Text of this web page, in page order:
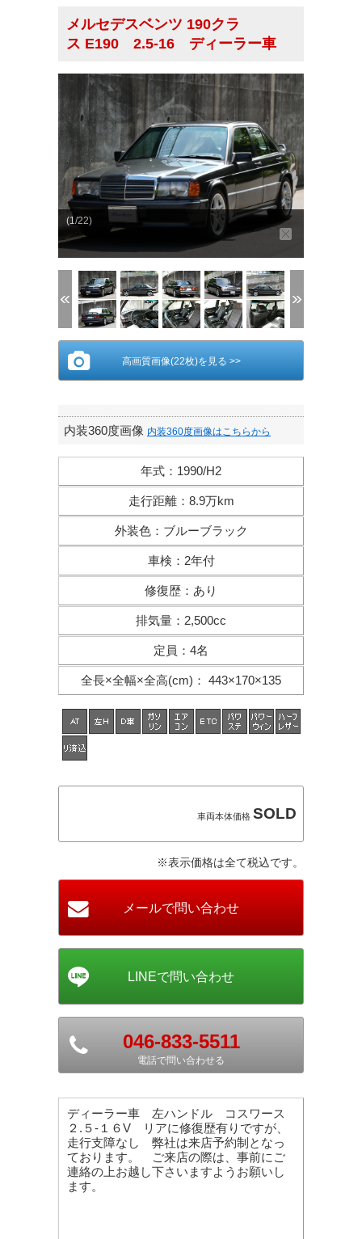
メルセデスベンツ 190クラ
ス E190 2.5-16 ディーラー車
(1/22)
高画質画像(22枚)を見る >>
内装360度画像 内装360度画像はこちらから
年式 ： 1990/H2
走行距離： 8.9万km
外装色： ブルーブラック
車検 ： 2年付
修復歴 ： あり
排気量 ： 2,500cc
定員 ： 4名
全長×全幅×全高(cm) ： 443×170×135
車両本体価格 SOLD
※表示価格は全て税込です。
046-833-5511
電話で問い合わせる
ディーラー車 左ハンドル コスワース
２.５-１６V リアに修復歴有りですが、
走行支障なし 弊社は来店予約制となっ
ております。 ご来店の際は、事前にご
連絡の上お越し下さいますようお願いし
ます。